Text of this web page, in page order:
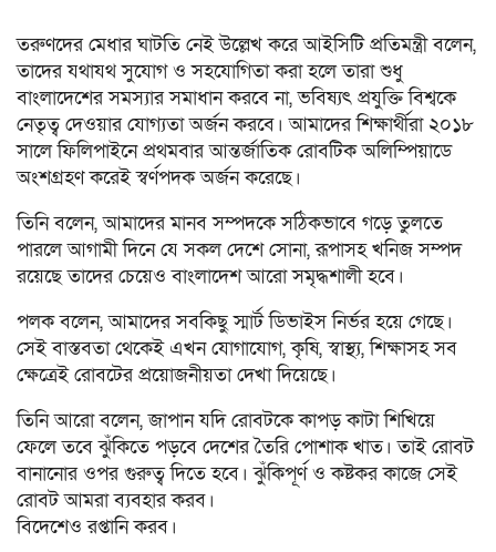
তরুণদের মেধার ঘাটতি নেই উল্লেখ করে আইসিটি প্রতিমন্ত্রী বলেন,
তাদের যথাযথ সুযোগ ও সহযোগিতা করা হলে তারা শুধু
বাংলাদেশের সমস্যার সমাধান করবে না, ভবিষ্যৎ প্রযুক্তি বিশ্বকে
নেতৃত্ব দেওয়ার যোগ্যতা অর্জন করবে। আমাদের শিক্ষার্থীরা ২০১৮
সালে ফিলিপাইনে প্রথমবার আন্তর্জাতিক রোবটিক অলিম্পিয়াডে
অংশগ্রহণ করেই স্বর্ণপদক অর্জন করেছে।
তিনি বলেন, আমাদের মানব সম্পদকে সঠিকভাবে গড়ে তুলতে
পারলে আগামী দিনে যে সকল দেশে সোনা, রূপাসহ খনিজ সম্পদ
রয়েছে তাদের চেয়েও বাংলাদেশ আরো সমৃদ্ধশালী হবে।
পলক বলেন, আমাদের সবকিছু স্মার্ট ডিভাইস নির্ভর হয়ে গেছে।
সেই বাস্তবতা থেকেই এখন যোগাযোগ, কৃষি, স্বাস্থ্য, শিক্ষাসহ সব
ক্ষেত্রেই রোবটের প্রয়োজনীয়তা দেখা দিয়েছে।
তিনি আরো বলেন, জাপান যদি রোবটকে কাপড় কাটা শিখিয়ে
ফেলে তবে ঝুঁকিতে পড়বে দেশের তৈরি পোশাক খাত। তাই রোবট
বানানোর ওপর গুরুত্ব দিতে হবে। ঝুঁকিপূর্ণ ও কষ্টকর কাজে সেই
রোবট আমরা ব্যবহার করব।
বিদেশেও রপ্তানি করব।